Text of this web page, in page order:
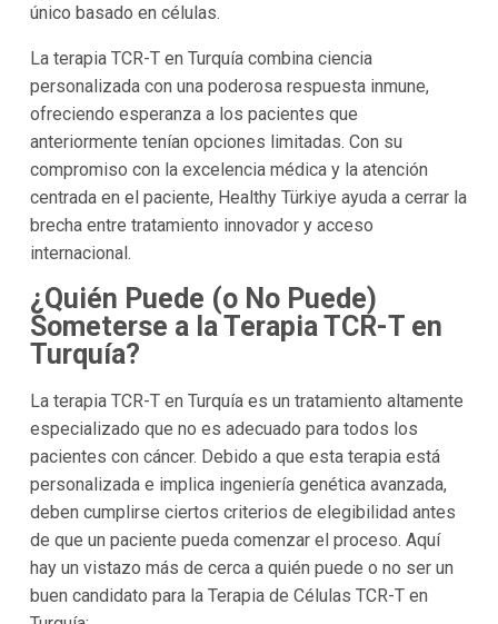
único basado en células.
La terapia TCR-T en Turquía combina ciencia
personalizada con una poderosa respuesta inmune,
ofreciendo esperanza a los pacientes que
anteriormente tenían opciones limitadas. Con su
compromiso con la excelencia médica y la atención
centrada en el paciente, Healthy Türkiye ayuda a cerrar la
brecha entre tratamiento innovador y acceso
internacional.
¿Quién Puede (o No Puede)
Someterse a la Terapia TCR-T en
Turquía?
La terapia TCR-T en Turquía es un tratamiento altamente
especializado que no es adecuado para todos los
pacientes con cáncer. Debido a que esta terapia está
personalizada e implica ingeniería genética avanzada,
deben cumplirse ciertos criterios de elegibilidad antes
de que un paciente pueda comenzar el proceso. Aquí
hay un vistazo más de cerca a quién puede o no ser un
buen candidato para la Terapia de Células TCR-T en